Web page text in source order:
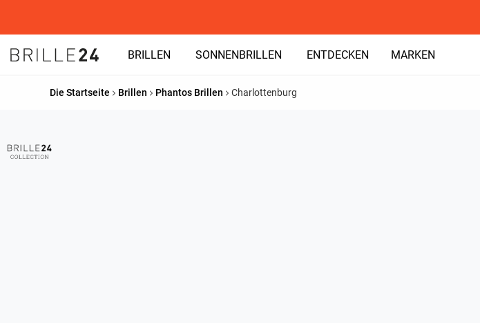
BRILLEN SONNENBRILLEN ENTDECKEN MARKEN
Die Startseite Brillen Phantos Brillen Charlottenburg